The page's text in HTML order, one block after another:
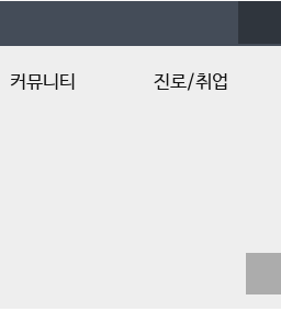
커뮤니티 진로/취업